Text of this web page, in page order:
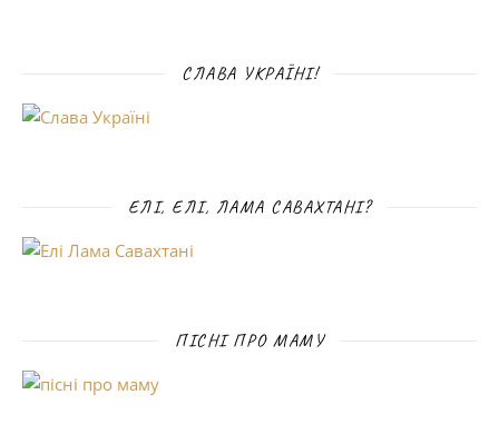
СЛАВА УКРАЇНІ!
ЕЛІ, ЕЛІ, ЛАМА САВАХТАНІ?
ПІСНІ ПРО МАМУ